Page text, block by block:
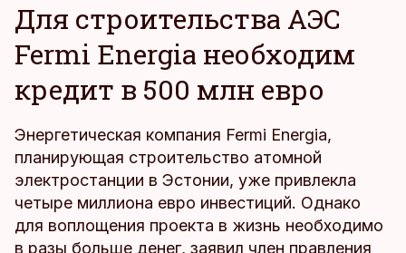
Для строительства АЭС
Fermi Energia необходим
кредит в 500 млн евро
Энергетическая компания Fermi Energia,
планирующая строительство атомной
электростанции в Эстонии, уже привлекла
четыре миллиона евро инвестиций. Однако
для воплощения проекта в жизнь необходимо
в разы больше денег, заявил член правления